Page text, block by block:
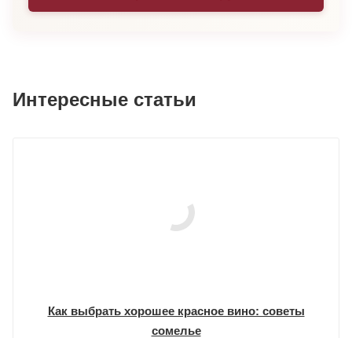
Интересные статьи
Как выбрать хорошее красное вино: советы
сомелье